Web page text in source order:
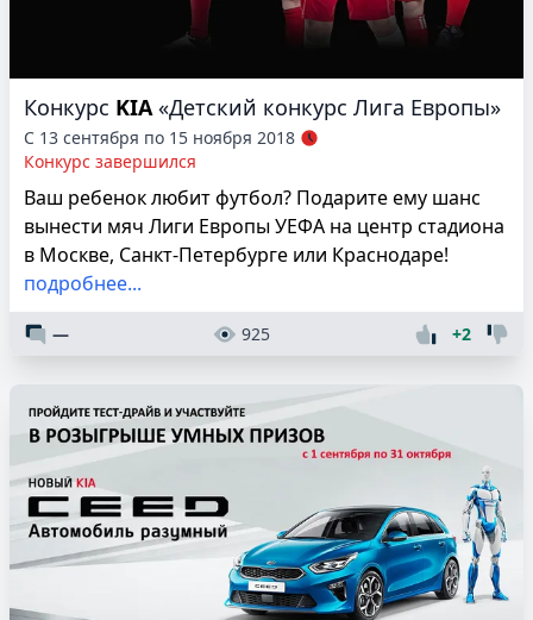
Конкурс KIA «Детский конкурс Лига Европы»
С 13 сентября по 15 ноября 2018
Конкурс завершился
Ваш ребенок любит футбол? Подарите ему шанс
вынести мяч Лиги Европы УЕФА на центр стадиона
в Москве, Санкт-Петербурге или Краснодаре!
подробнее...
— 925 +2